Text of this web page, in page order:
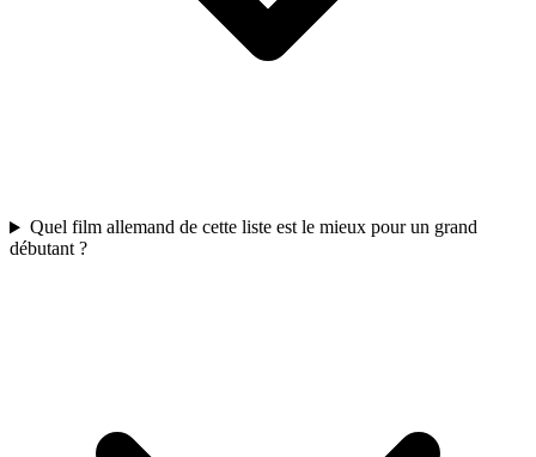
Quel film allemand de cette liste est le mieux pour un grand
débutant ?